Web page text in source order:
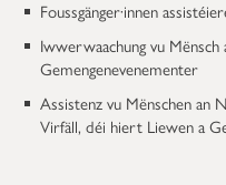
Foussgänger·innen
Iwwerwaachung vu
Gemengenevenementer
Assistenz vu Mënschen
Virfäll, déi hiert Liewen a